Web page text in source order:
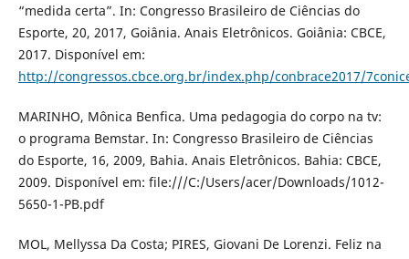
“medida certa”. In: Congresso Brasileiro de Ciências do
Esporte, 20, 2017, Goiânia. Anais Eletrônicos. Goiânia: CBCE,
2017. Disponível em:
http://congressos.cbce.org.br/index.php/conbrace2017/
MARINHO, Mônica Benfica. Uma pedagogia do corpo na tv:
o programa Bemstar. In: Congresso Brasileiro de Ciências
do Esporte, 16, 2009, Bahia. Anais Eletrônicos. Bahia: CBCE,
2009. Disponível em: file:///C:/Users/acer/Downloads/1012-
5650-1-PB.pdf
MOL, Mellyssa Da Costa; PIRES, Giovani De Lorenzi. Feliz na